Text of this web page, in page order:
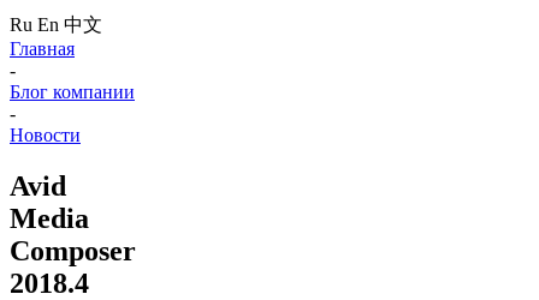
Ru En 中文
Главная
-
Блог компании
-
Новости
Avid
Media
Composer
2018.4